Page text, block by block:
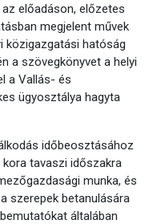
előadáson, előzetes
megjelent művek
közigazgatási hatóság
a szövegkönyvet a helyi
a Vallás- és
ügyosztálya hagyta
időbeosztásához
tavaszi időszakra
munka, és
szerepek betanulására
általában